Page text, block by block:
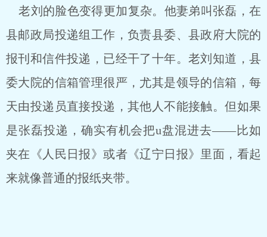
老刘的脸色变得更加复杂。他妻弟叫张磊，在
县邮政局投递组工作，负责县委、县政府大院的
报刊和信件投递，已经干了十年。老刘知道，县
委大院的信箱管理很严，尤其是领导的信箱，每
天由投递员直接投递，其他人不能接触。但如果
是张磊投递，确实有机会把u盘混进去——比如
夹在《人民日报》或者《辽宁日报》里面，看起
来就像普通的报纸夹带。